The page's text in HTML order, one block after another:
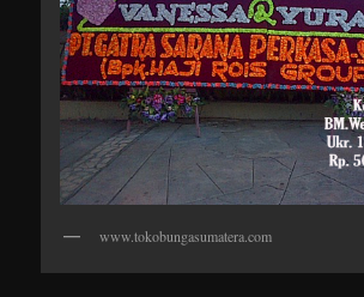
www.tokobungasumatera.com